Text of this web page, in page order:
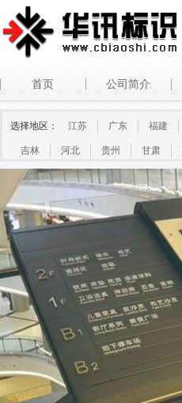
首页 公司简介
选择地区： 江苏 广东 福建
吉林 河北 贵州 甘肃